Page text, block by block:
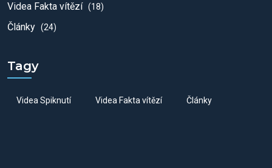
Videa Fakta vítězí (18)
Články (24)
Tagy
Videa Spiknutí Videa Fakta vítězí Články